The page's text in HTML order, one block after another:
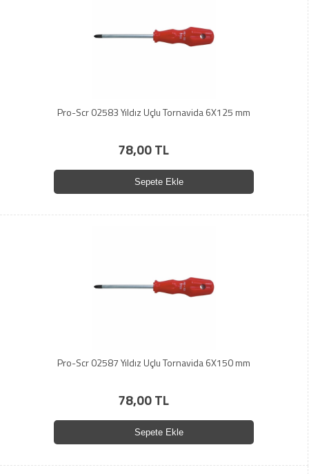
Pro-Scr 02583 Yıldız Uçlu Tornavida 6X125 mm
78,00 TL
Sepete Ekle
Pro-Scr 02587 Yıldız Uçlu Tornavida 6X150 mm
78,00 TL
Sepete Ekle